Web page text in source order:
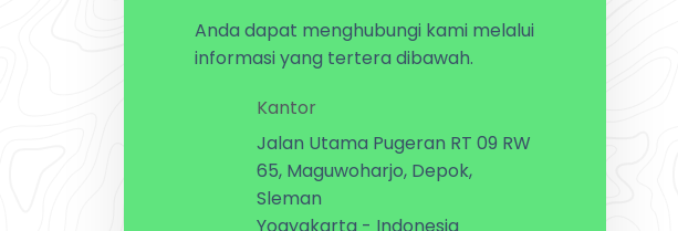
Anda dapat menghubungi kami melalui
informasi yang tertera dibawah.
Kantor
Jalan Utama Pugeran RT 09 RW
65, Maguwoharjo, Depok,
Sleman